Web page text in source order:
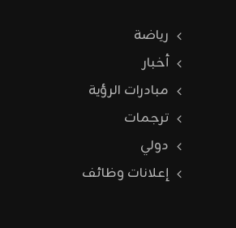
رياضة
أخبار
مبادرات الرؤية
ترجمات
دولي
إعلانات وظائف